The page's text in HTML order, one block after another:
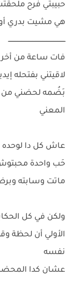
حبيبتي فرح
هي مشيت بدري
ــــــــــــــــــــــــــــــــــــــــــــــــــــــــــ
فات ساعة من أخر
لاقيتني بفتحله
بَضُمه لحضني من
المعني
عاش كل دا
حَب واحدة
ماتت وسابته
ولكن في كل
الأولي أن لحظة
نفسه
عشان كدا